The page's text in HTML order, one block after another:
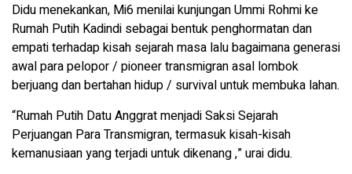
Didu menekankan, Mi6 menilai kunjungan Ummi Rohmi ke
Rumah Putih Kadindi sebagai bentuk penghormatan dan
empati terhadap kisah sejarah masa lalu bagaimana generasi
awal para pelopor / pioneer transmigran asal lombok
berjuang dan bertahan hidup / survival untuk membuka lahan.
“Rumah Putih Datu Anggrat menjadi Saksi Sejarah
Perjuangan Para Transmigran, termasuk kisah-kisah
kemanusiaan yang terjadi untuk dikenang ,” urai didu.